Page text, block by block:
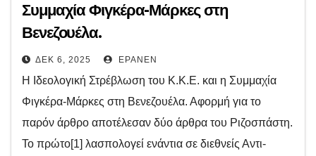
Συμμαχία Φιγκέρα-Μάρκες στη
Βενεζουέλα.
ΔΕΚ 6, 2025 EPANEN
Η Ιδεολογική Στρέβλωση του Κ.Κ.Ε. και η Συμμαχία
Φιγκέρα-Μάρκες στη Βενεζουέλα. Αφορμή για το
παρόν άρθρο αποτέλεσαν δύο άρθρα του Ριζοσπάστη.
Το πρώτο[1] λασπολογεί ενάντια σε διεθνείς Αντι-